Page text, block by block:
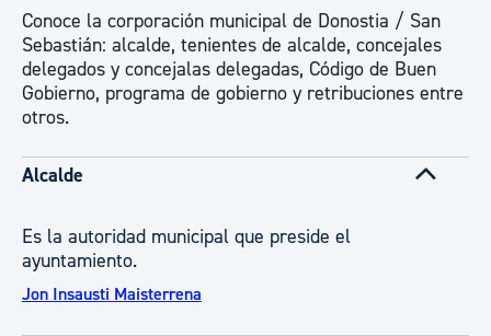
Conoce la corporación municipal de Donostia / San
Sebastián: alcalde, tenientes de alcalde, concejales
delegados y concejalas delegadas, Código de Buen
Gobierno, programa de gobierno y retribuciones entre
otros.
Alcalde
Es la autoridad municipal que preside el
ayuntamiento.
Jon Insausti Maisterrena